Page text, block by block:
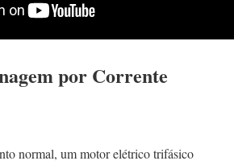
por Corrente
normal, um motor elétrico trifásico